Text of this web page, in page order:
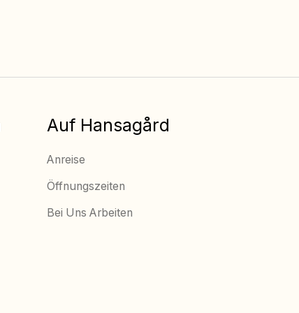
Auf Hansagård
Anreise
Öffnungszeiten
Bei Uns Arbeiten